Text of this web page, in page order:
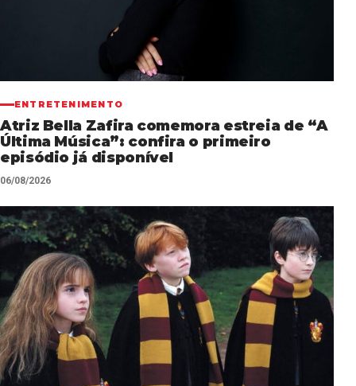
ENTRETENIMENTO
Atriz Bella Zafira comemora estreia de “A
Última Música”: confira o primeiro
episódio já disponível
06/08/2026